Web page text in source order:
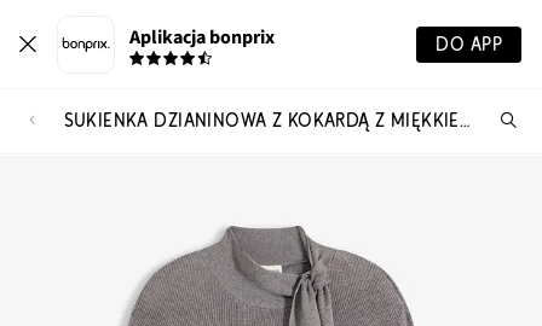
Aplikacja bonprix DO APP
SUKIENKA DZIANINOWA Z KOKARDĄ Z MIĘKKIEJ MIESZANKI WISKOZY